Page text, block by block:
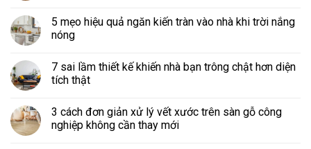
5 mẹo hiệu quả ngăn kiến tràn vào nhà khi trời nắng
nóng
7 sai lầm thiết kế khiến nhà bạn trông chật hơn diện
tích thật
3 cách đơn giản xử lý vết xước trên sàn gỗ công
nghiệp không cần thay mới